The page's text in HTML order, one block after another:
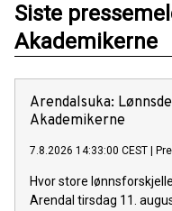
Siste
Akademikerne
Arendalsuka:
Akademikerne
7.8.2026 14:33:00 CEST
Hvor store
Arendal tirsdag 11.